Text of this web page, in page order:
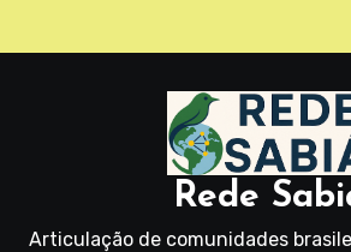
Rede
Articulação de comunidades